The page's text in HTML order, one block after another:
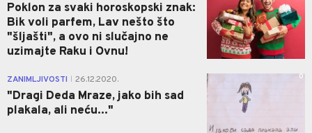
Poklon za svaki horoskopski znak:
Bik voli parfem, Lav nešto što
"šljašti", a ovo ni slučajno ne
uzimajte Raku i Ovnu!
ZANIMLJIVOSTI 26.12.2020.
"Dragi Deda Mraze, jako bih sad
plakala, ali neću..."
0